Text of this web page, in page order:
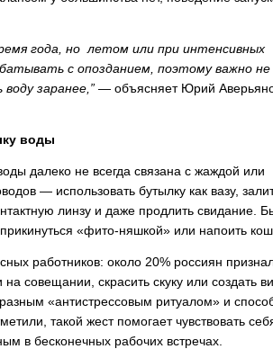
года, но летом или при интенсивных
с опозданием, поэтому важно
заранее,” — объясняет Юрий
воды
далеко не всегда связана с жаждой или
— использовать бутылку как вазу,
линзу и даже продлить свидание.
«фито-няшкой» или напоить
работников: около 20% россиян
совещании, скрасить скуку или создать
«антистрессовым ритуалом» и
такой жест помогает чувствовать
в бесконечных рабочих встречах.